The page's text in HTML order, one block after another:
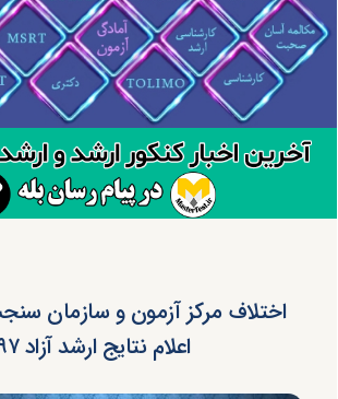
اختلاف مرکز آزمون و سازمان
اعلام نتایج ارشد آزاد ۹۷